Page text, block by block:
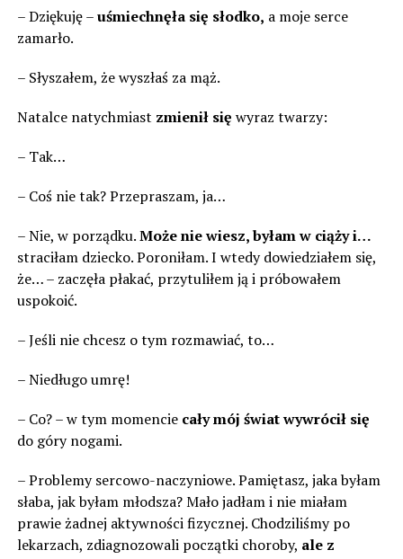
– Dziękuję –uśmiechnęła się słodko, a moje serce
zamarło.
– Słyszałem, że wyszłaś za mąż.
Natalce natychmiast zmienił się wyraz twarzy:
– Tak…
– Coś nie tak? Przepraszam, ja…
– Nie, w porządku.Może nie wiesz, byłam w ciąży i…
straciłam dziecko. Poroniłam. I wtedy dowiedziałem się,
że… – zaczęła płakać, przytuliłem ją i próbowałem
uspokoić.
– Jeśli nie chcesz o tym rozmawiać, to…
– Niedługo umrę!
– Co? – w tym momencie cały mój świat wywrócił się
do góry nogami.
– Problemy sercowo-naczyniowe. Pamiętasz, jaka byłam
słaba, jak byłam młodsza? Mało jadłam i nie miałam
prawie żadnej aktywności fizycznej. Chodziliśmy po
lekarzach, zdiagnozowali początki choroby, ale z